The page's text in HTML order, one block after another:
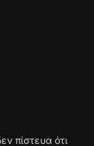
πίστευα ότι